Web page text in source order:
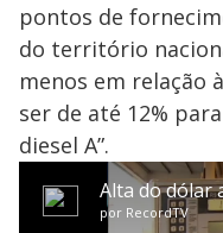
pontos de
do território
menos em relação
ser de até 12%
diesel A”.